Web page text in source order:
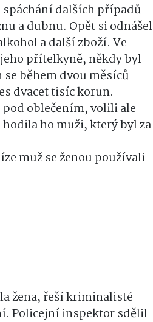
dalších případů
a dubnu. Opět si odnášel
a další zboží. Ve
přítelkyně, někdy byl
se během dvou měsíců
dvacet tisíc korun.
pod oblečením, volili ale
ho muži, který byl za
muž se ženou používali
žena, řeší kriminalisté
Policejní inspektor sdělil